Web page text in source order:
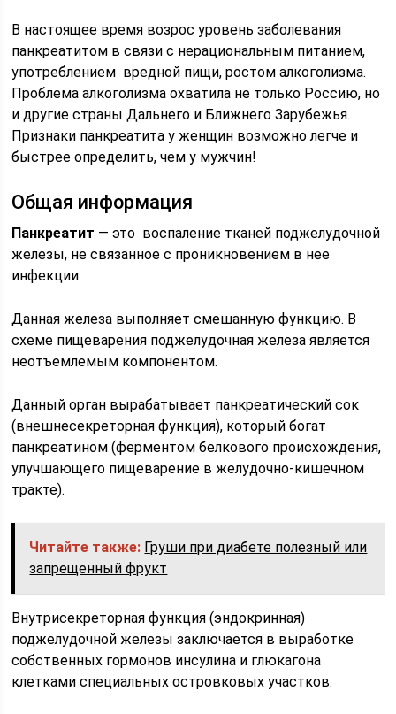
В настоящее время возрос уровень заболевания
панкреатитом в связи с нерациональным питанием,
употреблением вредной пищи, ростом алкоголизма.
Проблема алкоголизма охватила не только Россию, но
и другие страны Дальнего и Ближнего Зарубежья.
Признаки панкреатита у женщин возможно легче и
быстрее определить, чем у мужчин!
Общая информация
Панкреатит — это воспаление тканей поджелудочной
железы, не связанное с проникновением в нее
инфекции.
Данная железа выполняет смешанную функцию. В
схеме пищеварения поджелудочная железа является
неотъемлемым компонентом.
Данный орган вырабатывает панкреатический сок
(внешнесекреторная функция), который богат
панкреатином (ферментом белкового происхождения,
улучшающего пищеварение в желудочно-кишечном
тракте).
Читайте также: Груши при диабете полезный или
запрещенный фрукт
Внутрисекреторная функция (эндокринная)
поджелудочной железы заключается в выработке
собственных гормонов инсулина и глюкагона
клетками специальных островковых участков.